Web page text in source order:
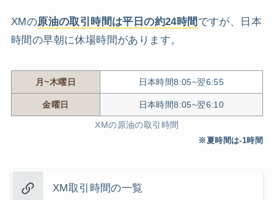
XMの原油の取引時間は平日の約24時間 ですが、日本
時間の早朝に休場時間があります。
月~木曜日 日本時間8:05~翌6:55
金曜日 日本時間8:05~翌6:10
XMの原油の取引時間
※夏時間は-1時間
XM取引時間の一覧